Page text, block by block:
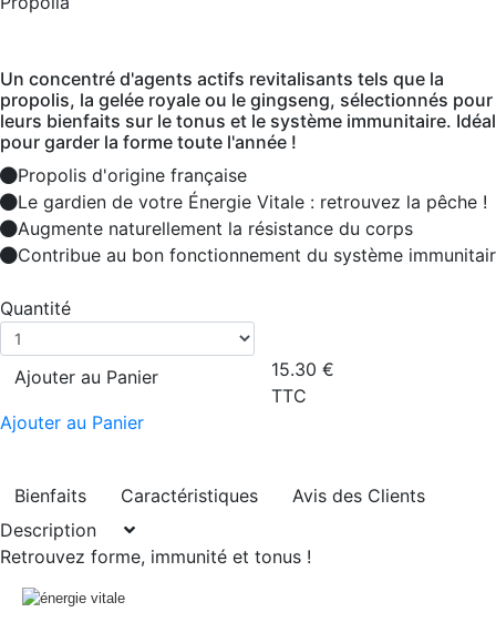
Un concentré d'agents actifs revitalisants tels que la
propolis, la gelée royale ou le gingseng, sélectionnés pour
leurs bienfaits sur le tonus et le système immunitaire. Idéal
pour garder la forme toute l'année !
Propolis d'origine française
Le gardien de votre Énergie Vitale : retrouvez la pêche !
Augmente naturellement la résistance du corps
Contribue au bon fonctionnement du système
Quantité
Ajouter au Panier
Ajouter au Panier
15.30 €
TTC
Bienfaits Caractéristiques
Avis des Clients
Description
Retrouvez forme, immunité et tonus !